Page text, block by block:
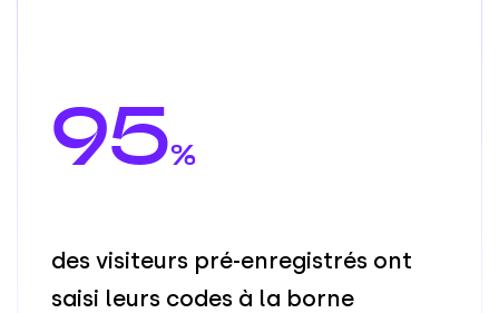
95%
des visiteurs pré-enregistrés ont
saisi leurs codes à la borne